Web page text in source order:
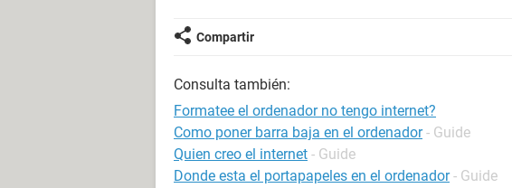
Compartir
Consulta también:
Formatee el ordenador no tengo internet?
Como poner barra baja en el ordenador - Guide
Quien creo el internet - Guide
Donde esta el portapapeles en el ordenador - Guide